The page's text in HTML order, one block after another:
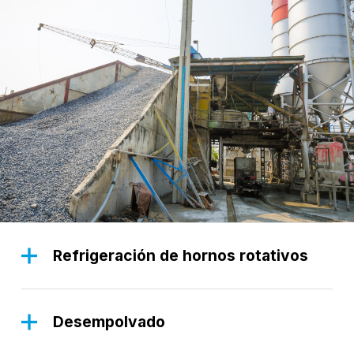
Refrigeración de hornos rotativos
esencial para la refrigeración de los hornos
a temperaturas óptimas, manteniendo la eficiencia
Desempolvado